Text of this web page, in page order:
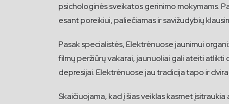
psichologinės sveikatos gerinimo mokymams.
esant poreikiui, paliečiamas ir savižudybių
Pasak specialistės, Elektrėnuose jaunimui
filmų peržiūrų vakarai, jaunuoliai gali ateiti
depresijai. Elektrėnuose jau tradicija tapo ir
Skaičiuojama, kad į šias veiklas kasmet